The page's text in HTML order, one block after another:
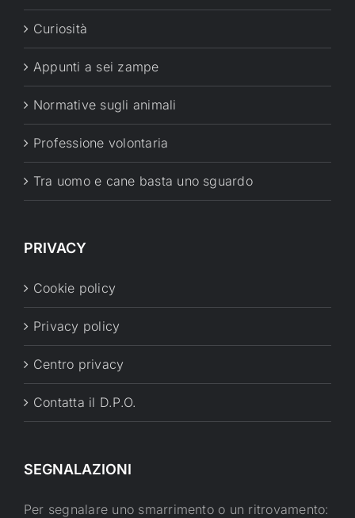
Curiosità
Appunti a sei zampe
Normative sugli animali
Professione volontaria
Tra uomo e cane basta uno sguardo
PRIVACY
Cookie policy
Privacy policy
Centro privacy
Contatta il D.P.O.
SEGNALAZIONI
Per segnalare uno smarrimento o un ritrovamento: